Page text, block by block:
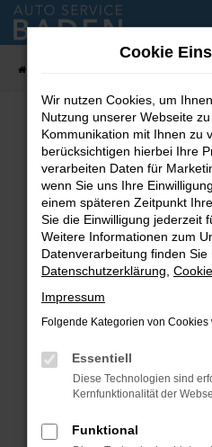
Zum
Hauptinhalt
Fehler:
Beim Laden ist ein Fehler
Hier sind ein paar Tipps,
Überprüfe deine
Internetverbindung.
Laden andere
Suchmaschine?
Prüfe deine
können das Laden
verhindern.
Fenster?
Cookie
Wir nutzen Cookies, um
Nutzung unserer Webseite
Kommunikation mit Ihnen zu
berücksichtigen hierbei Ihre
verarbeiten Daten für
wenn Sie uns Ihre
einem späteren Zeitpunkt
Sie die Einwilligung jederzeit
Weitere Informationen zum
Datenverarbeitung finden Sie
Datenschutzerklärung
Impressum
Folgende Kategorien von
Essentiell
Diese Technologien sind
Kernfunktionalität der
Funktional